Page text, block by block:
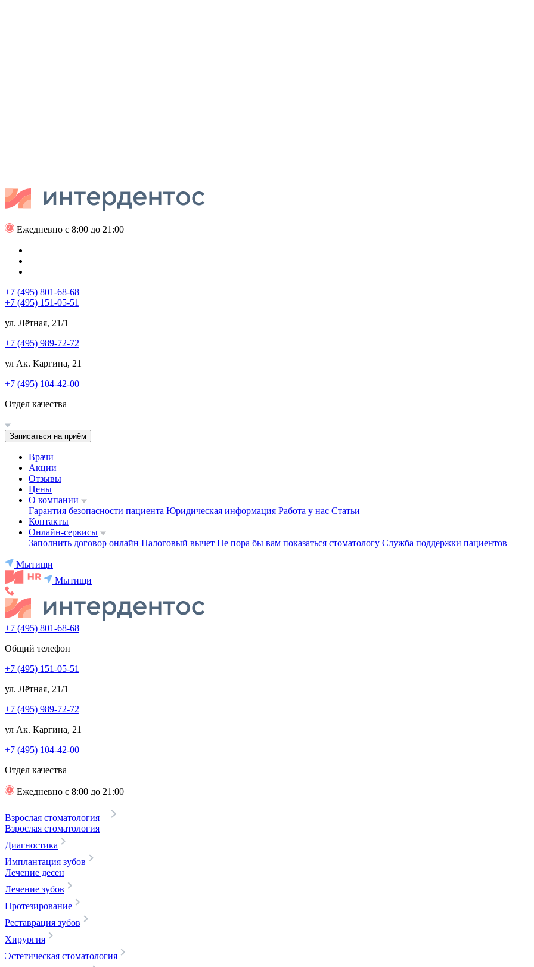
Ежедневно с 8:00 до 21:00
+7 (495) 801-68-68
+7 (495) 151-05-51
ул. Лётная, 21/1
+7 (495) 989-72-72
ул Ак. Каргина, 21
+7 (495) 104-42-00
Отдел качества
Записаться на приём
Врачи
Акции
Отзывы
Цены
О компании
Гарантия безопасности пациента Юридическая информация Работа у нас Статьи
Контакты
Онлайн-сервисы
Заполнить договор онлайн Налоговый вычет Не пора бы вам показаться стоматологу Служба поддержки пациентов
Мытищи
Мытищи
+7 (495) 801-68-68
Общий телефон
+7 (495) 151-05-51
ул. Лётная, 21/1
+7 (495) 989-72-72
ул Ак. Каргина, 21
+7 (495) 104-42-00
Отдел качества
Ежедневно с 8:00 до 21:00
Взрослая стоматология
Взрослая стоматология
Диагностика
Имплантация зубов
Лечение десен
Лечение зубов
Протезирование
Реставрация зубов
Хирургия
Эстетическая стоматология